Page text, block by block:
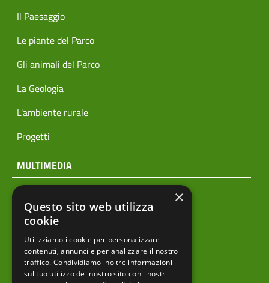
Il Paesaggio
Le piante del Parco
Gli animali del Parco
La Geologia
L'ambiente rurale
Progetti
MULTIMEDIA
Archivio news
Prodotti editoriali
×
Questo sito web utilizza
cookie
Utilizziamo i cookie per personalizzare
contenuti, annunci e per analizzare il nostro
traffico. Condividiamo inoltre informazioni
sul tuo utilizzo del nostro sito con i nostri